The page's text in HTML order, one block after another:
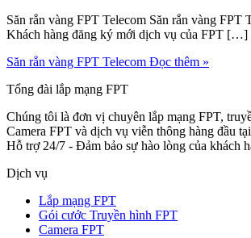
Săn rắn vàng FPT Telecom Săn rắn vàng FPT
Khách hàng đăng ký mới dịch vụ của FPT […]
Săn rắn vàng FPT Telecom Đọc thêm »
Tổng đài lắp mạng FPT
Chúng tôi là đơn vị chuyên lắp mạng FPT,
Camera FPT và dịch vụ viễn thông hàng đầu
Hỗ trợ 24/7 - Đảm bảo sự hào lòng của khách
Dịch vụ
Lắp mạng FPT
Gói cước Truyền hình FPT
Camera FPT